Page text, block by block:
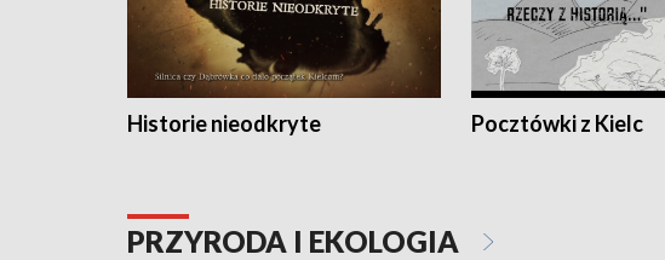
Historie nieodkryte Pocztówki z Kielc
PRZYRODA I EKOLOGIA